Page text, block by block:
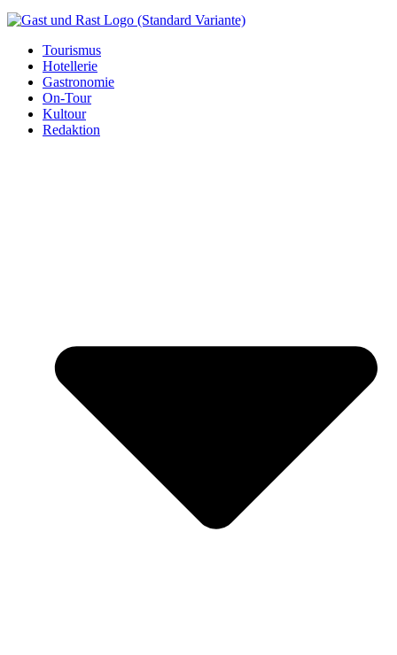
Tourismus
Hotellerie
Gastronomie
On-Tour
Kultour
Redaktion